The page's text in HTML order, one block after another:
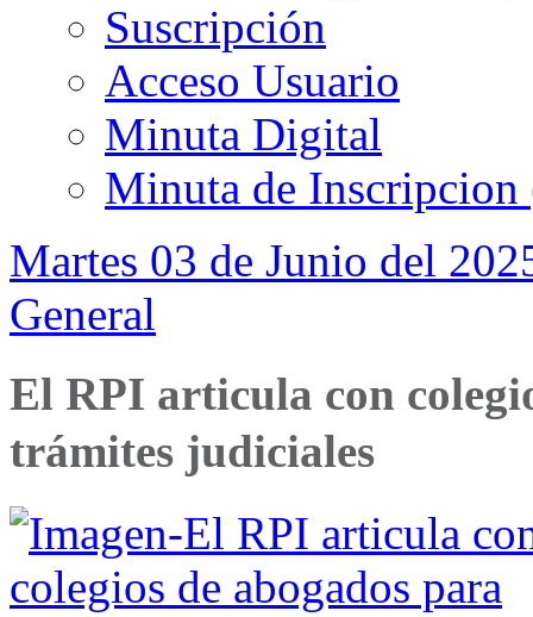
Suscripción
Acceso Usuario
Minuta Digital
Minuta de Inscripcion
Martes 03 de Junio del
General
El RPI articula con
trámites judiciales